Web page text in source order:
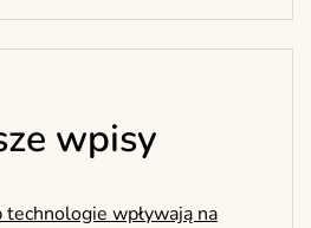
wpisy
wpływają na